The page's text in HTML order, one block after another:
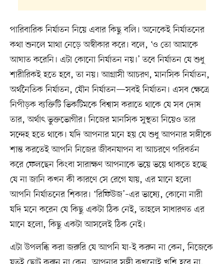
পারিবারিক নির্যাতন নিয়ে এবার কিছু বলি। অনেকেই নির্যাতনের
কথা শুনলে মাথা নেড়ে অস্বীকার করে। বলে, ‘ও তো আমাকে
আঘাত করেনি। এটা কোনো নির্যাতন নয়।’ তবে নির্যাতন যে শুধু
শারীরিকই হতে হবে, তা নয়। আগ্রাসী আচরণ, মানসিক নির্যাতন,
অর্থনৈতিক নির্যাতন, যৌন নির্যাতন—সবই নির্যাতন। এসব ক্ষেত্রে
নিপীড়ক ব্যক্তিটি ভিকটিমকে বিশ্বাস করাতে থাকে যে সব দোষ
তার, অর্থাৎ ভুক্তভোগীর। নিজের মানসিক সুস্থতা নিয়েও তার
সন্দেহ হতে থাকে। যদি আপনার মনে হয় যে শুধু আপনার সঙ্গীকে
শান্ত করতেই আপনি নিজের জীবনযাপন বা আচরণে পরিবর্তন
করে ফেলছেন কিংবা সারাক্ষণ আপনাকে ভয়ে ভয়ে থাকতে হচ্ছে
যে না জানি কখন কী কারণে সে রেগে যায়, এর মানে হলো
আপনি নির্যাতনের শিকার। ‘রিফিউজ’–এর ভাষ্যে, কোনো নারী
যদি মনে করেন যে কিছু একটা ঠিক নেই, তাহলে সাধারণত এর
মানে হলো, কিছু একটা আসলেই ঠিক নেই।
এটা উপলব্ধি করা জরুরি যে আপনি যা-ই করুন না কেন, নিজেকে